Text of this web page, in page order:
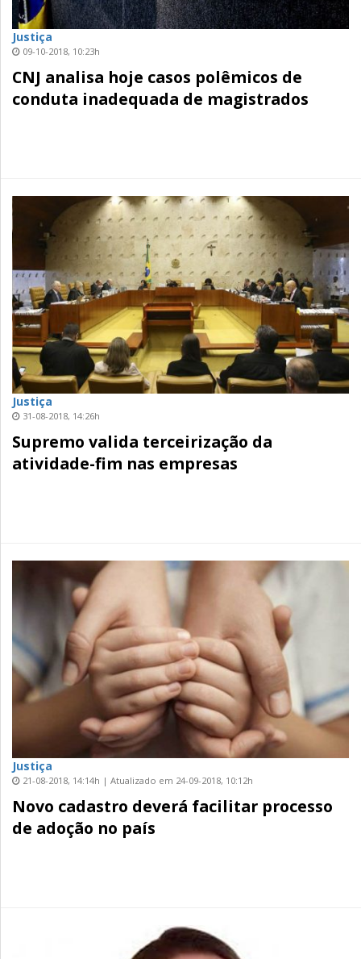
Justiça
09-10-2018, 10:23h
CNJ analisa hoje casos polêmicos de
conduta inadequada de magistrados
Justiça
31-08-2018, 14:26h
Supremo valida terceirização da
atividade-fim nas empresas
Justiça
21-08-2018, 14:14h | Atualizado em 24-09-2018, 10:12h
Novo cadastro deverá facilitar processo
de adoção no país